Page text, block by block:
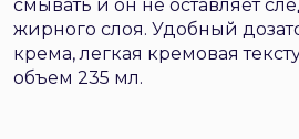
смывать и он не оставляет
жирного слоя. Удобный
крема, легкая кремовая
объем 235 мл.